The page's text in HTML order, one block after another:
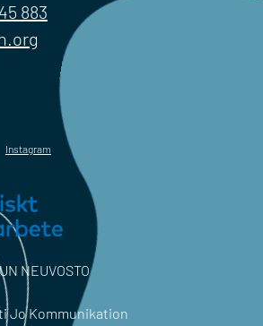
883
Instagram
NEUVOSTO
Jo Kommunikation